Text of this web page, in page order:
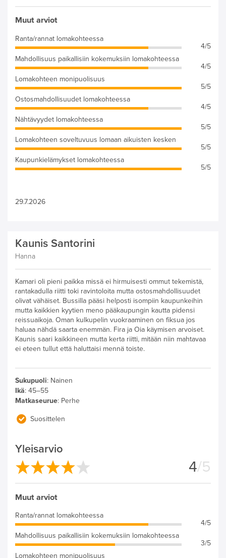
Muut arviot
Ranta/rannat lomakohteessa
4/5
Mahdollisuus paikallisiin kokemuksiin lomakohteessa
4/5
Lomakohteen monipuolisuus
5/5
Ostosmahdollisuudet lomakohteessa
4/5
Nähtävyydet lomakohteessa
5/5
Lomakohteen soveltuvuus lomaan aikuisten kesken
5/5
Kaupunkielämykset lomakohteessa
5/5
29.7.2026
Kaunis Santorini
Hanna
Kamari oli pieni paikka missä ei hirmuisesti ommut tekemistä,
rantakadulla riitti toki ravintoloita mutta ostosmahdollisuudet
olivat vähäiset. Bussilla pääsi helposti isompiin kaupunkeihin
mutta kaikkien kyytien meno pääkaupungin kautta pidensi
reissuaikoja. Oman kulkupelin vuokraaminen on fiksua jos
haluaa nähdä saarta enemmän. Fira ja Oia käymisen arvoiset.
Kaunis saari kaikkineen mutta kerta riitti, mitään niin mahtavaa
ei eteen tullut että haluttaisi mennä toiste.
Sukupuoli: Nainen
Ikä: 45–55
Matkaseurue: Perhe
Suosittelen
Yleisarvio
4/5
Muut arviot
Ranta/rannat lomakohteessa
4/5
Mahdollisuus paikallisiin kokemuksiin lomakohteessa
3/5
Lomakohteen monipuolisuus